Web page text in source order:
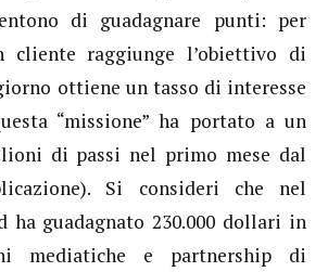
di guadagnare punti: per
cliente raggiunge l’obiettivo di
ottiene un tasso di interesse
“missione” ha portato a un
di passi nel primo mese dal
Si consideri che nel
ha guadagnato 230.000 dollari in
mediatiche e partnership di